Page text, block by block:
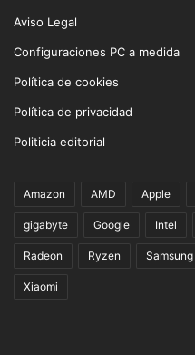
Aviso Legal
Configuraciones PC a medida
Política de cookies
Política de privacidad
Politicia editorial
Amazon AMD Apple
gigabyte Google Intel
Radeon Ryzen Samsung
Xiaomi